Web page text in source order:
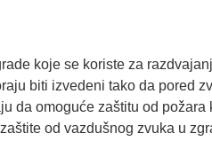
koje se koriste za
biti izvedeni tako da pored
da omoguće zaštitu od
od vazdušnog zvuka u